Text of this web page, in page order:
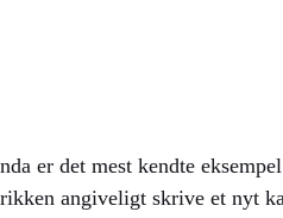
er det mest kendte
angiveligt skrive et nyt